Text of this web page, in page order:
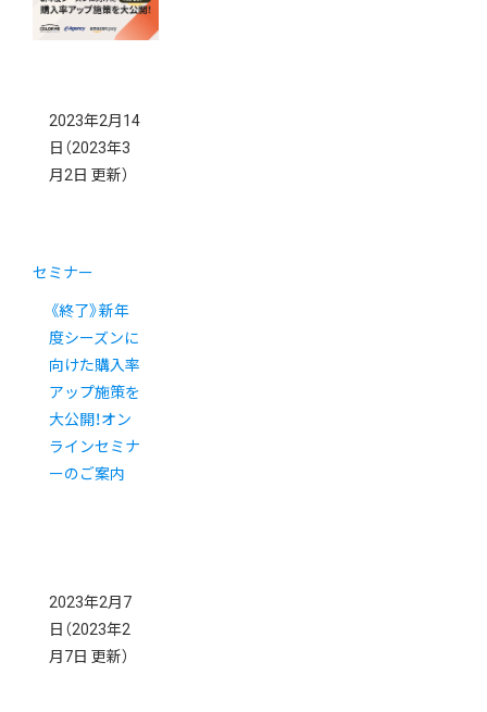
2023年2月14
日 （2023年3
月2日 更新）
セミナー
《終了》新年
度シーズンに
向けた購入率
アップ施策を
大公開！オン
ラインセミナ
ーのご案内
2023年2月7
日 （2023年2
月7日 更新）